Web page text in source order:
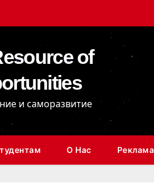
of
и саморазвитие
О Нас Реклама